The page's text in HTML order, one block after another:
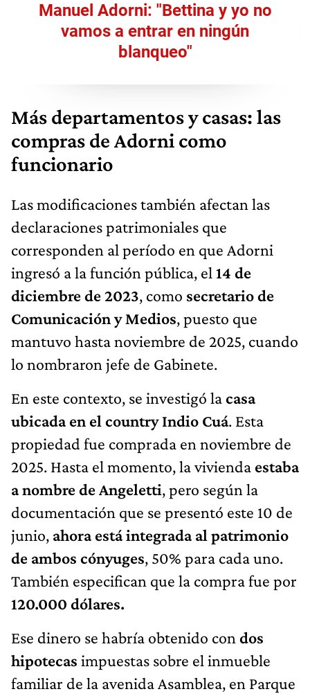
Manuel Adorni: "Bettina y yo no
vamos a entrar en ningún
blanqueo"
Más departamentos y casas: las
compras de Adorni como
funcionario
Las modificaciones también afectan las
declaraciones patrimoniales que
corresponden al período en que Adorni
ingresó a la función pública, el 14 de
diciembre de 2023, como secretario de
Comunicación y Medios, puesto que
mantuvo hasta noviembre de 2025, cuando
lo nombraron jefe de Gabinete.
En este contexto, se investigó lacasa
ubicada en el country Indio Cuá. Esta
propiedad fue comprada en noviembre de
2025. Hasta el momento, la vivienda estaba
a nombre de Angeletti, pero según la
documentación que se presentó este 10 de
junio, ahora está integrada al patrimonio
de ambos cónyuges, 50% para cada uno.
También especifican que la compra fue por
120.000 dólares.
Ese dinero se habría obtenido con dos
hipotecas impuestas sobre el inmueble
familiar de la avenida Asamblea, en Parque